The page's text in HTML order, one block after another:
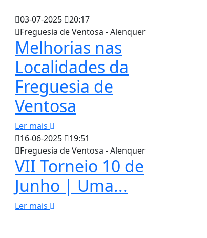
03-07-2025
20:17
Freguesia de Ventosa - Alenquer
Melhorias nas
Localidades da
Freguesia de
Ventosa
Ler mais
16-06-2025
19:51
Freguesia de Ventosa - Alenquer
VII Torneio 10 de
Junho | Uma...
Ler mais